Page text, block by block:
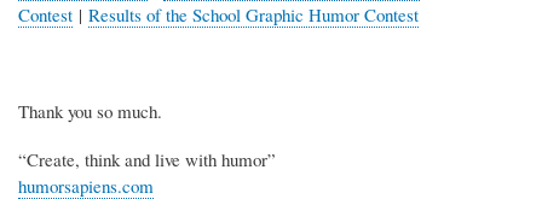
Contest | Results of the School Graphic Humor Contest
Thank you so much.
“Create, think and live with humor”
humorsapiens.com